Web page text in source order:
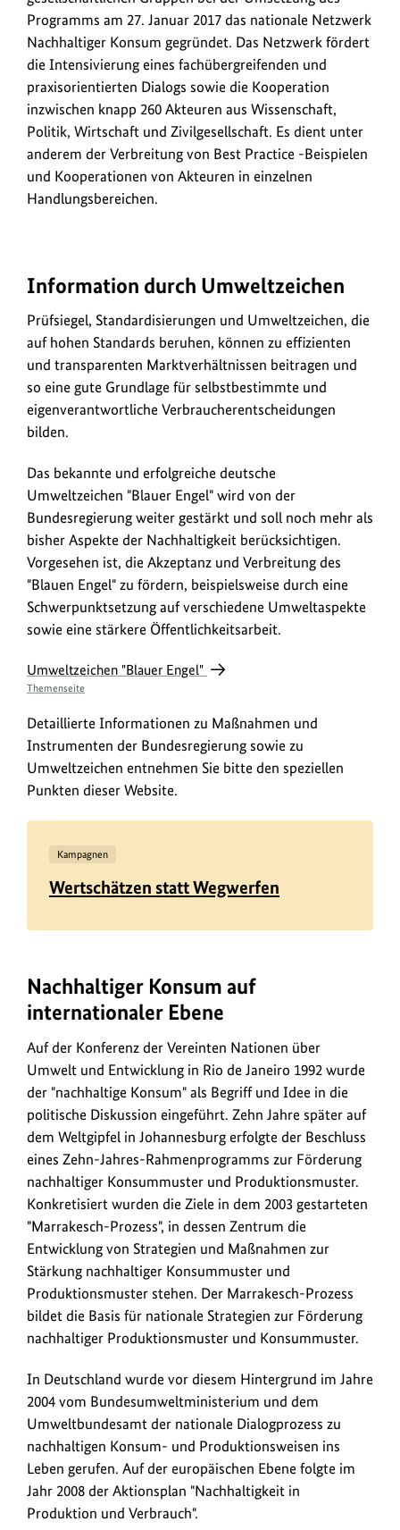
Programms am 27. Januar 2017 das nationale Netzwerk
Nachhaltiger Konsum gegründet. Das Netzwerk fördert
die Intensivierung eines fachübergreifenden und
praxisorientierten Dialogs sowie die Kooperation
inzwischen knapp 260 Akteuren aus Wissenschaft,
Politik, Wirtschaft und Zivilgesellschaft. Es dient unter
anderem der Verbreitung von Best Practice -Beispielen
und Kooperationen von Akteuren in einzelnen
Handlungsbereichen.
Information durch Umweltzeichen
Prüfsiegel, Standardisierungen und Umweltzeichen, die
auf hohen Standards beruhen, können zu effizienten
und transparenten Marktverhältnissen beitragen und
so eine gute Grundlage für selbstbestimmte und
eigenverantwortliche Verbraucherentscheidungen
bilden.
Das bekannte und erfolgreiche deutsche
Umweltzeichen "Blauer Engel" wird von der
Bundesregierung weiter gestärkt und soll noch mehr als
bisher Aspekte der Nachhaltigkeit berücksichtigen.
Vorgesehen ist, die Akzeptanz und Verbreitung des
"Blauen Engel" zu fördern, beispielsweise durch eine
Schwerpunktsetzung auf verschiedene Umweltaspekte
sowie eine stärkere Öffentlichkeitsarbeit.
Umweltzeichen "Blauer Engel"
Themenseite
Detaillierte Informationen zu Maßnahmen und
Instrumenten der Bundesregierung sowie zu
Umweltzeichen entnehmen Sie bitte den speziellen
Punkten dieser Website.
Kampagnen
Wertschätzen statt Wegwerfen
Nachhaltiger Konsum auf
internationaler Ebene
Auf der Konferenz der Vereinten Nationen über
Umwelt und Entwicklung in Rio de Janeiro 1992 wurde
der "nachhaltige Konsum" als Begriff und Idee in die
politische Diskussion eingeführt. Zehn Jahre später auf
dem Weltgipfel in Johannesburg erfolgte der Beschluss
eines Zehn-Jahres-Rahmenprogramms zur Förderung
nachhaltiger Konsummuster und Produktionsmuster.
Konkretisiert wurden die Ziele in dem 2003 gestarteten
"Marrakesch-Prozess", in dessen Zentrum die
Entwicklung von Strategien und Maßnahmen zur
Stärkung nachhaltiger Konsummuster und
Produktionsmuster stehen. Der Marrakesch-Prozess
bildet die Basis für nationale Strategien zur Förderung
nachhaltiger Produktionsmuster und Konsummuster.
In Deutschland wurde vor diesem Hintergrund im Jahre
2004 vom Bundesumweltministerium und dem
Umweltbundesamt der nationale Dialogprozess zu
nachhaltigen Konsum- und Produktionsweisen ins
Leben gerufen. Auf der europäischen Ebene folgte im
Jahr 2008 der Aktionsplan "Nachhaltigkeit in
Produktion und Verbrauch".